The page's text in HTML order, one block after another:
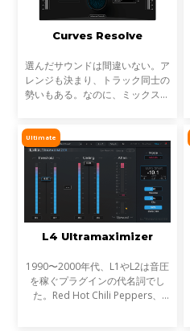
Curves Resolve
選んだサウンドは間違いない。ア
レンジも決まり、トラック同士の
勢いもある。なのに、ミックスが
らです。これが音のマスキングと
言われる現象です。
Ultimate
L4 Ultramaximizer
1990〜2000年代、L1やL2は音圧
を稼ぐプラグインの代名詞でし
た。Red Hot Chili Peppers、